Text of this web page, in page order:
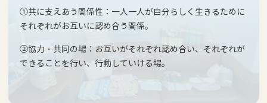
①共に支えあう関係性：一人一人が自分らしく生きるために
それぞれがお互いに認め合う関係。
②協力・共同の場：お互いがそれぞれ認め合い、それぞれが
できることを行い、行動していける場。